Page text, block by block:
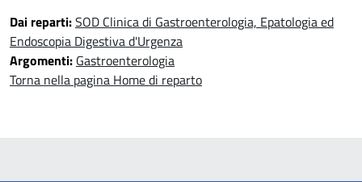
Dai reparti:SOD Clinica di Gastroenterologia, Epatologia ed
Endoscopia Digestiva d'Urgenza
Argomenti: Gastroenterologia
Torna nella pagina Home di reparto